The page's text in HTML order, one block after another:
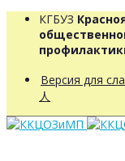
КГБУЗ
Версия для
人